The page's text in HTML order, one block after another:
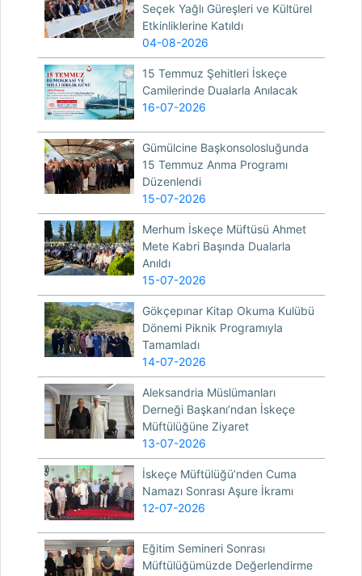
Seçek Yağlı Güreşleri ve Kültürel
Etkinliklerine Katıldı
04-08-2026
15 Temmuz Şehitleri İskeçe
Camilerinde Dualarla Anılacak
16-07-2026
Gümülcine Başkonsolosluğunda
15 Temmuz Anma Programı
Düzenlendi
15-07-2026
Merhum İskeçe Müftüsü Ahmet
Mete Kabri Başında Dualarla
Anıldı
15-07-2026
Gökçepınar Kitap Okuma Kulübü
Dönemi Piknik Programıyla
Tamamladı
14-07-2026
Aleksandria Müslümanları
Derneği Başkanı’ndan İskeçe
Müftülüğüne Ziyaret
13-07-2026
İskeçe Müftülüğü’nden Cuma
Namazı Sonrası Aşure İkramı
12-07-2026
Eğitim Semineri Sonrası
Müftülüğümüzde Değerlendirme